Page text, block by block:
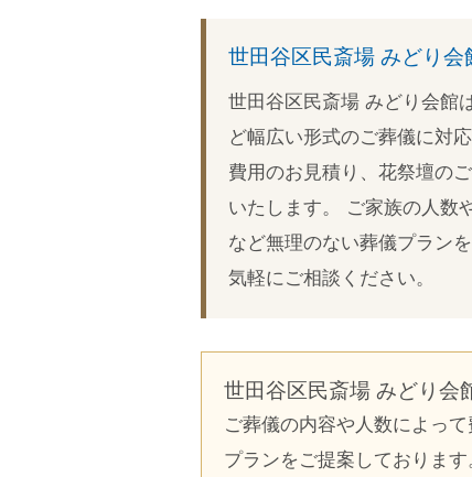
世田谷区民斎場 みどり
世田谷区民斎場 みどり会館
ど幅広い形式のご葬儀に対
費用のお見積り、花祭壇の
いたします。 ご家族の人数
など無理のない葬儀プラン
気軽にご相談ください。
世田谷区民斎場 みどり会
ご葬儀の内容や人数によっ
プランをご提案しております